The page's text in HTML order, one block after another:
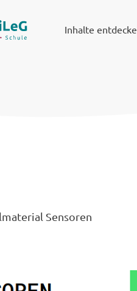
Inhalte
Sensoren